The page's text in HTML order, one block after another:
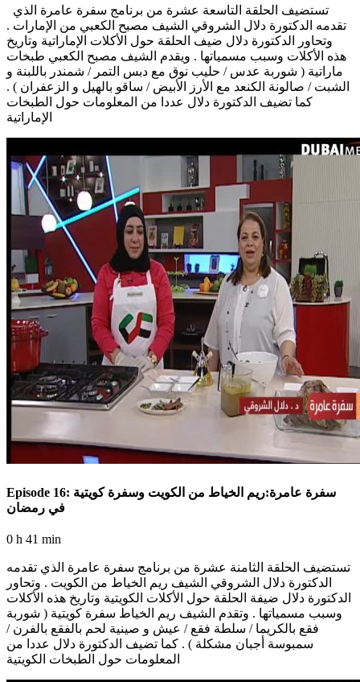
تقدمه الدكتورة دلال الشروقي الشيف مصبح الكعبي من الإمارات .
وتحاور الدكتورة دلال ضيف الحلقة حول الأكلات الإماراتية وتاريخ
هذه الأكلات وسبب مسمياتها . ويقدم الشيف مصبح الكعبي طبخات
ماراتية ( شوربة عدس / حليب نوق مع دبس التمر / شمندر باللبنة و
الشبت / صالونة الكنعد مع الأرز الأبيض / ساقو بالهيل و الزعفران ) .
كما تضيف الدكتورة دلال عددا من المعلومات حول الطبخات
الإماراتية
Episode 16: سفرة عامرة:ريم الخياط من الكويت وسفرة كويتية
في رمضان
0 h 41 min
تستضيف الحلقة الثامنة عشرة من برنامج سفرة عامرة الذي تقدمه
الدكتورة دلال الشروقي الشيف ريم الخياط من الكويت . وتحاور
الدكتورة دلال ضيفة الحلقة حول الأكلات الكويتية وتاريخ هذه الأكلات
وسبب مسمياتها . وتقدم الشيف ريم الخياط سفرة كويتية ( شوربة
فقع بالكريما / سلطة فقع / عيش و صينية لحم بالفقع بالفرن /
سمبوسة أجبان مشكلة ) . كما تضيف الدكتورة دلال عددا من
المعلومات حول الطبخات الكويتية